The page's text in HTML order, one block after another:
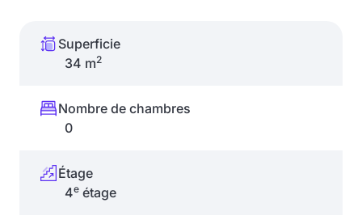
Superficie
34 m2
Nombre de chambres
0
Étage
4e étage